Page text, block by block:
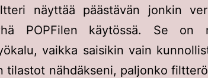
näyttää päästävän jonkin
POPFilen käytössä. Se on
vaikka saisikin vain
tilastot nähdäkseni, paljonko